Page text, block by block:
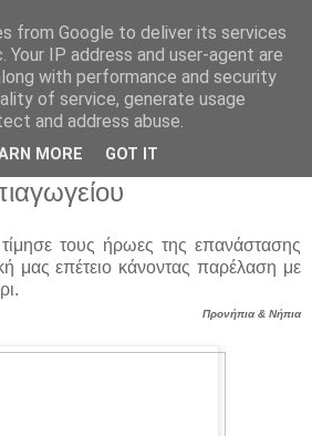
"ΔΕΛΑΣΑΛ"
τους ήρωες της επανάστασης
μας επέτειο κάνοντας παρέλαση με
Προνήπια & Νήπια
from Google to deliver its services
Your IP address and user-agent are
with performance and security
of service, generate usage
and address abuse.
MORE GOT IT